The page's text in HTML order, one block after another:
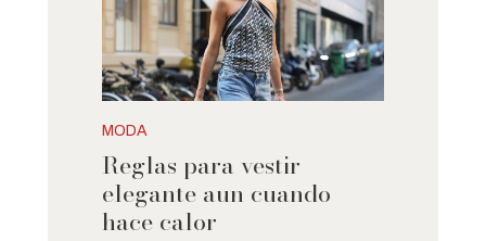
MODA
Reglas para vestir
elegante aun cuando
hace calor